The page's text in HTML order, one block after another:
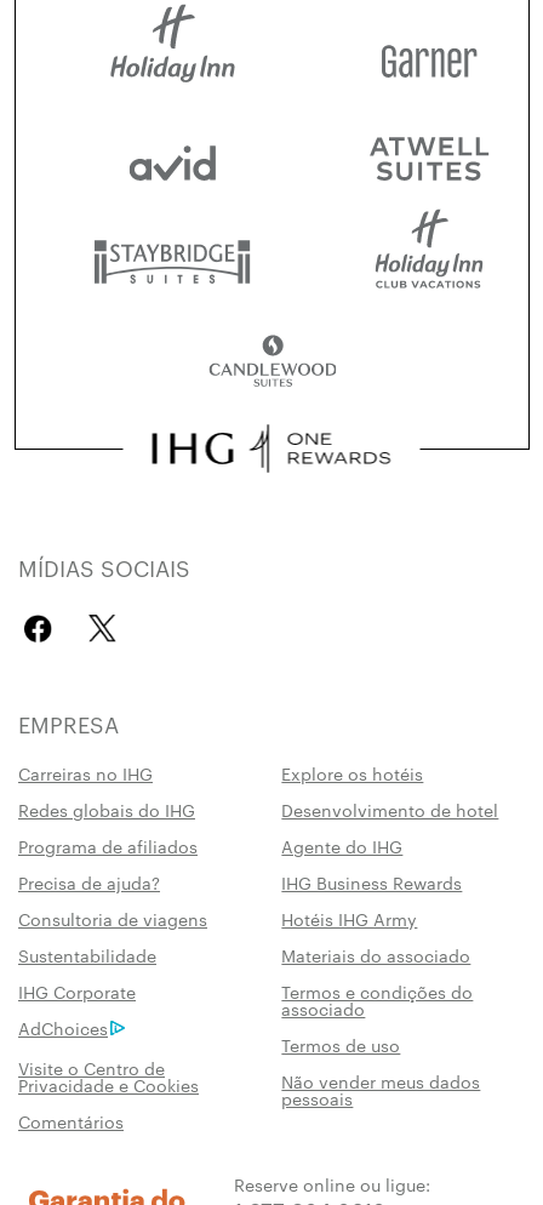
MÍDIAS SOCIAIS
EMPRESA
Carreiras no IHG
Explore os hotéis
Redes globais do IHG
Desenvolvimento de hotel
Programa de afiliados
Agente do IHG
Precisa de ajuda?
IHG Business Rewards
Consultoria de viagens
Hotéis IHG Army
Sustentabilidade
Materiais do associado
IHG Corporate
Termos e condições do
associado
AdChoices
Termos de uso
Visite o Centro de
Privacidade e Cookies Não vender meus dados
pessoais
Comentários
Reserve online ou ligue: